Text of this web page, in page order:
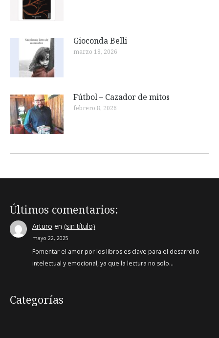
Gioconda Belli
marzo 18, 2026
Fútbol – Cazador de mitos
febrero 8, 2026
Últimos comentarios:
Arturo en (sin título)
mayo 22, 2025
Fomentar el amor por los libros es clave para el desarrollo
intelectual y emocional, ya que la lectura no solo…
Categorías